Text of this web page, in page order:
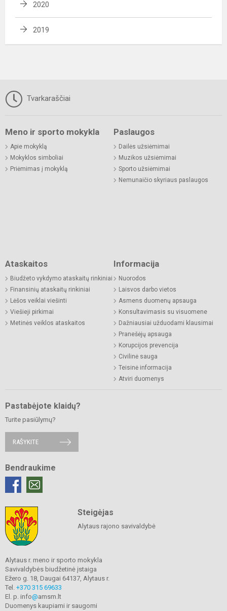
2020
2019
Tvarkaraščiai
Meno ir sporto mokykla
Apie mokyklą
Mokyklos simboliai
Priėmimas į mokyklą
Paslaugos
Dailės užsiėmimai
Muzikos užsiėmimai
Sporto užsiėmimai
Nemunaičio skyriaus paslaugos
Ataskaitos
Biudžeto vykdymo ataskaitų rinkiniai
Finansinių ataskaitų rinkiniai
Lėšos veiklai viešinti
Viešieji pirkimai
Metinės veiklos ataskaitos
Informacija
Nuorodos
Laisvos darbo vietos
Asmens duomenų apsauga
Konsultavimasis su visuomene
Dažniausiai užduodami klausimai
Pranešėjų apsauga
Korupcijos prevencija
Civilinė sauga
Teisinė informacija
Atviri duomenys
Pastabėjote klaidų?
Turite pasiūlymų?
RAŠYKITE
Bendraukime
Steigėjas
Alytaus rajono savivaldybė
Alytaus r. meno ir sporto mokykla
Savivaldybės biudžetinė įstaiga
Ežero g. 18, Daugai 64137, Alytaus r.
Tel. +370 315 69633
El. p. info@amsm.lt
Duomenys kaupiami ir saugomi